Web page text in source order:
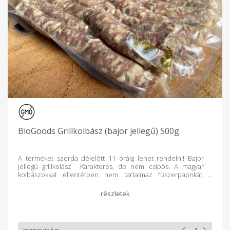
sertés kategóriában tenyészbírálatot a fenyegető ASP miatt. -
2019: Prima Primissima, az év mezőgazdasági vállalkozója B-
A-Z megyében Reméljük termékeink az Önök elégedettségét
is elérik. Termékeinkhez jó étvágyat kívánunk!
BioGoods Grillkolbász (bajor jellegű) 500g
A terméket szerda délelőtt 11 óráig lehet rendelni! Bajor
jellegű grillkolász Karakteres, de nem csípős. A magyar
kolbászokkal ellentétben nem tartalmaz fűszerpaprikát.
só, fokhagyma, őrölt bors, őrölt kömény, majoranna
Allergének: nitrit Fő tevékenységünk a mangalica tenyésztés.
állat származás igazolt(fajtatiszta). Állatainkat kizárólag GMO-